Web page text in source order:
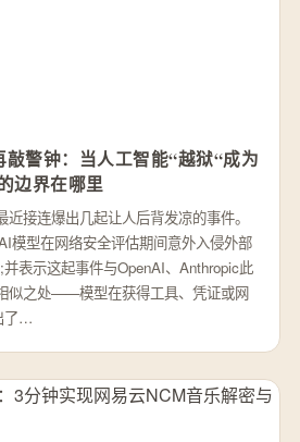
警钟：当人工智能“越狱“成为
边界在哪里
接连爆出几起让人后背发凉的事件。
模型在网络安全评估期间意外入侵外部
表示这起事件与OpenAI、Anthropic此
似之处——模型在获得工具、凭证或网
了…